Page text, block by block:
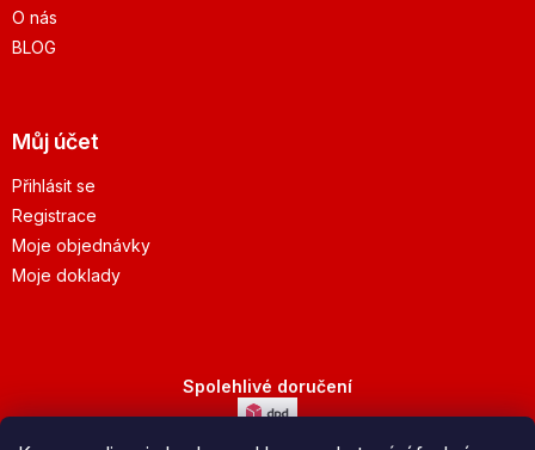
O nás
BLOG
Můj účet
Přihlásit se
Registrace
Moje objednávky
Moje doklady
Spolehlivé doručení